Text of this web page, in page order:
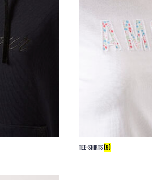
TEE-SHIRTS(9)